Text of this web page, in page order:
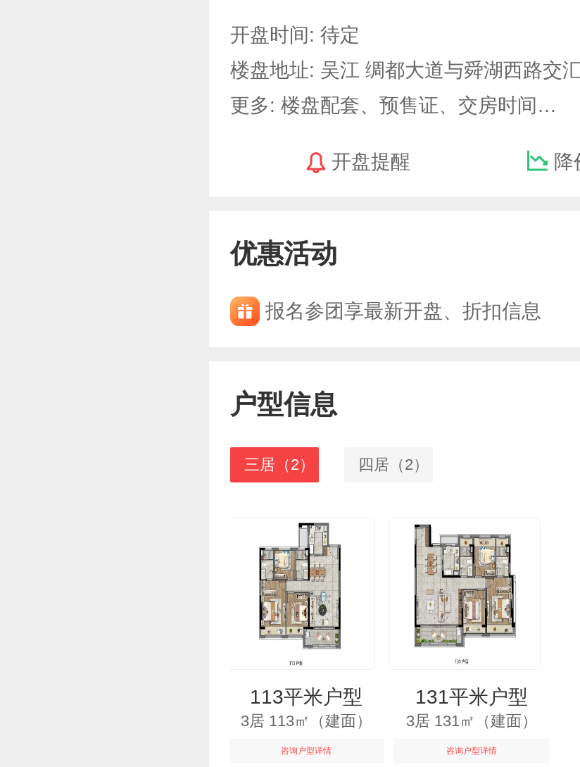
开盘时间: 待定
楼盘地址: 吴江 绸都大道与舜湖西路交
更多: 楼盘配套、预售证、交房时间…
开盘提醒 降
优惠活动
报名参团享最新开盘、折扣信息
户型信息
三居（2） 四居（2）
113平米户型
3居 113㎡（建面）
咨询户型详情
131平米户型
3居 131㎡（建面）
咨询户型详情